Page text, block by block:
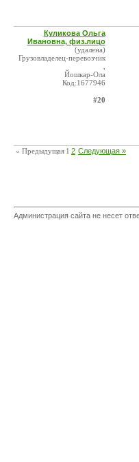
Куликова Ольга
Ивановна, физ.лицо
(удалена)
Грузовладелец-перевозчик
Йошкар-Ола
Код:1677946
#20
« Предыдущая 1 2 Следующая »
Администрация сайта не несет